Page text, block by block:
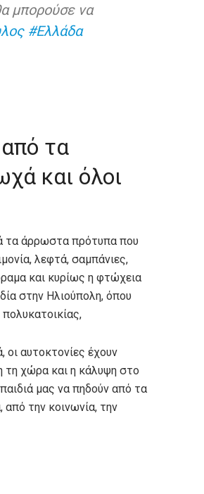
μπορούσε να
#Ελλάδα
τα
και όλοι
τα άρρωστα πρότυπα που
λεφτά, σαμπάνιες,
και κυρίως η φτώχεια
στην Ηλιούπολη, όπου
αυτοκτονίες έχουν
τη χώρα και η κάλυψη στο
μας να πηδούν από τα
από την κοινωνία, την